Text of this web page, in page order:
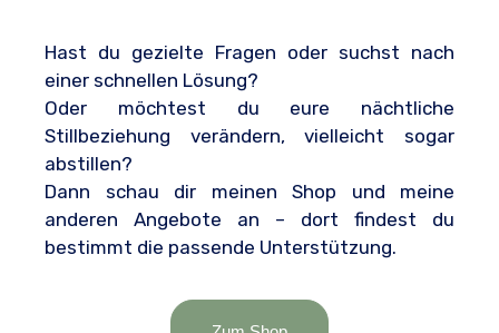
Hast du gezielte Fragen oder suchst nach
einer schnellen Lösung?
Oder möchtest du eure nächtliche
Stillbeziehung verändern, vielleicht sogar
abstillen?
Dann schau dir meinen Shop und meine
anderen Angebote an – dort findest du
bestimmt die passende Unterstützung.